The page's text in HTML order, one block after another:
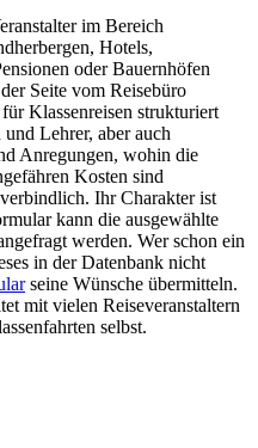
im Bereich
Hotels,
oder Bauernhöfen
Seite vom Reisebüro
Klassenreisen strukturiert
Lehrer, aber auch
Anregungen, wohin die
Kosten sind
Ihr Charakter ist
kann die ausgewählte
werden. Wer schon ein
in der Datenbank nicht
seine Wünsche übermitteln.
mit vielen Reiseveranstaltern
selbst.